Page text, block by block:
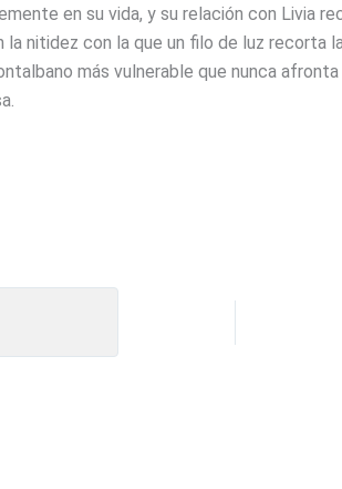
en su vida, y su relación con Livia
la nitidez con la que un filo de luz recorta
más vulnerable que nunca